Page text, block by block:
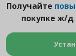
Получайте
покупке ж/д